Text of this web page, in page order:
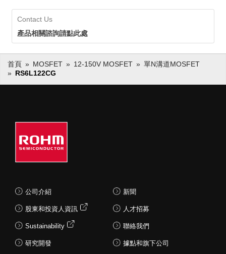
Contact Us
產品相關諮詢請點此處
首頁 MOSFET 12-150V MOSFET
單N溝道MOSFET
RS6L122CG
公司介紹
股東和投資人資訊
Sustainability
研究開發
新聞
人才招募
聯絡我們
據點和旗下公司